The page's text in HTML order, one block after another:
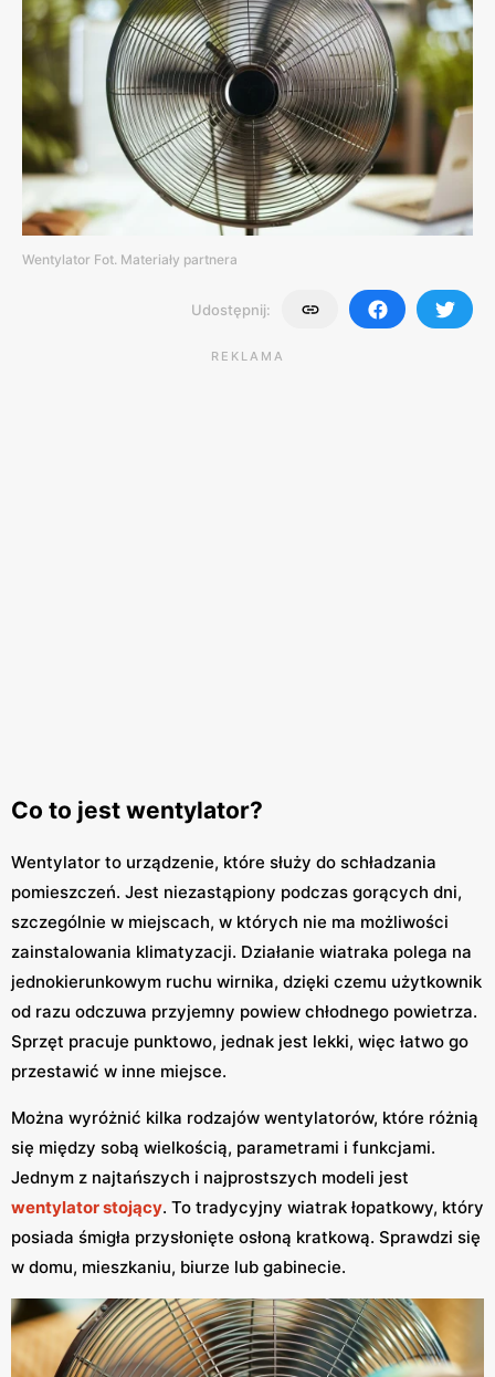
Wentylator Fot. Materiały partnera
Udostępnij:
REKLAMA
Co to jest wentylator?
Wentylator to urządzenie, które służy do schładzania
pomieszczeń. Jest niezastąpiony podczas gorących dni,
szczególnie w miejscach, w których nie ma możliwości
zainstalowania klimatyzacji. Działanie wiatraka polega na
jednokierunkowym ruchu wirnika, dzięki czemu użytkownik
od razu odczuwa przyjemny powiew chłodnego powietrza.
Sprzęt pracuje punktowo, jednak jest lekki, więc łatwo go
przestawić w inne miejsce.
Można wyróżnić kilka rodzajów wentylatorów, które różnią
się między sobą wielkością, parametrami i funkcjami.
Jednym z najtańszych i najprostszych modeli jest
wentylator stojący. To tradycyjny wiatrak łopatkowy, który
posiada śmigła przysłonięte osłoną kratkową. Sprawdzi się
w domu, mieszkaniu, biurze lub gabinecie.